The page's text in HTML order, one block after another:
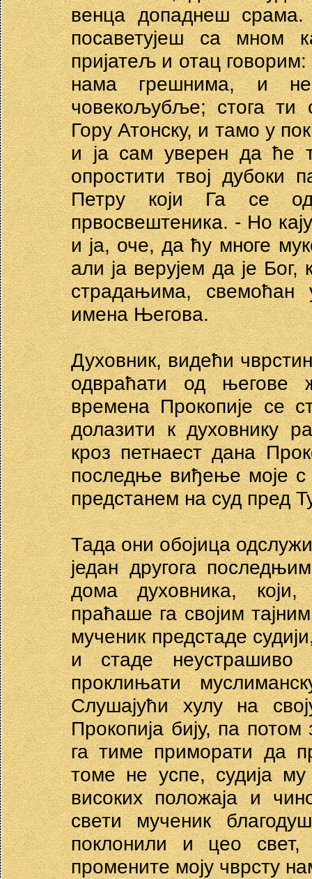
венца допаднеш
посаветујеш са мном
пријатељ и отац
нама грешнима, и
човекољубље; стога ти
Гору Атонску, и тамо у
и ја сам уверен да ће
опростити твој дубоки
Петру који Га се
првосвештеника. - Но
и ја, оче, да ћу многе
али ја верујем да је Бог,
страдањима,
имена Његова.
Духовник, видећи
одвраћати од
времена Прокопије се
долазити к духовнику
кроз петнаест дана
последње виђење моје
предстанем на суд пред
Тада они обојица
један другога
дома духовника,
праћаше га својим
мученик предстаде
и стаде неустрашиво
проклињати
Слушајући хулу на
Прокопија бију, па
га тиме приморати да
томе не успе, судија
високих положаја и
свети мученик
поклонили и цео
промените моју чврсту